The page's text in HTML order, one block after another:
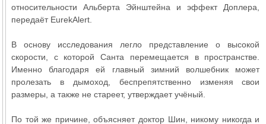
относительности Альберта Эйнштейна и эффект Доплера,
передаёт EurekAlert.
В основу исследования легло представление о высокой
скорости, с которой Санта перемещается в пространстве.
Именно благодаря ей главный зимний волшебник может
пролезать в дымоход, беспрепятственно изменяя свои
размеры, а также не стареет, утверждает учёный.
По той же причине, объясняет доктор Шин, никому никогда и